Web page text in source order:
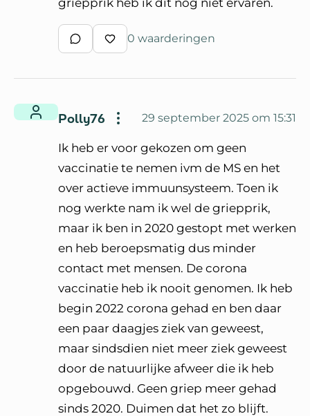
griepprik heb ik dit nog niet ervaren.
Schrijf een reactie
Waardeer reactie
0 waarderingen
Polly76 29 september 2025 om 15:31
Ik heb er voor gekozen om geen
vaccinatie te nemen ivm de MS en het
over actieve immuunsysteem. Toen ik
nog werkte nam ik wel de griepprik,
maar ik ben in 2020 gestopt met werken
en heb beroepsmatig dus minder
contact met mensen. De corona
vaccinatie heb ik nooit genomen. Ik heb
begin 2022 corona gehad en ben daar
een paar daagjes ziek van geweest,
maar sindsdien niet meer ziek geweest
door de natuurlijke afweer die ik heb
opgebouwd. Geen griep meer gehad
sinds 2020. Duimen dat het zo blijft.